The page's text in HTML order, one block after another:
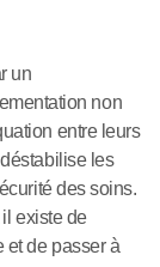
un
non
entre leurs
les
des soins.
existe de
et de passer à